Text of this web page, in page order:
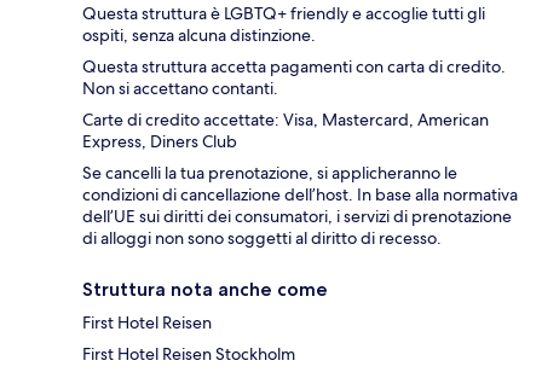
Questa struttura è LGBTQ+ friendly e accoglie tutti gli
ospiti, senza alcuna distinzione.
Questa struttura accetta pagamenti con carta di credito.
Non si accettano contanti.
Carte di credito accettate: Visa, Mastercard, American
Express, Diners Club
Se cancelli la tua prenotazione, si applicheranno le
condizioni di cancellazione dell’host. In base alla normativa
dell’UE sui diritti dei consumatori, i servizi di prenotazione
di alloggi non sono soggetti al diritto di recesso.
Struttura nota anche come
First Hotel Reisen
First Hotel Reisen Stockholm